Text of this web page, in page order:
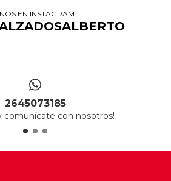
EN INSTAGRAM
2645073185
comunícate con nosotros!